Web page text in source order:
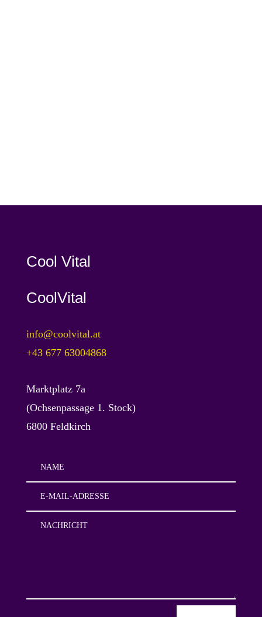
Cool Vital
CoolVital
info@coolvital.at
+43 677 63004868
Marktplatz 7a
(Ochsenpassage 1. Stock)
6800 Feldkirch